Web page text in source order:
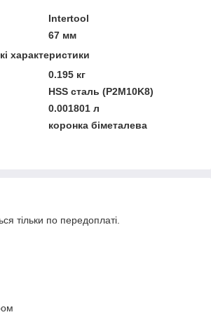
Intertool
67 мм
характеристики
0.195 кг
HSS сталь (P2M10K8)
0.001801 л
коронка біметалева
тільки по передоплаті.